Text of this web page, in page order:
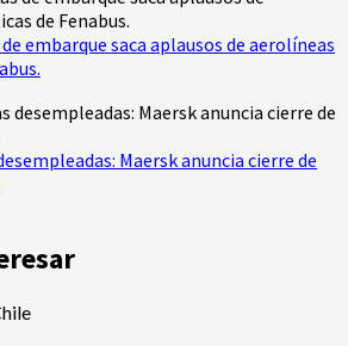
embarque saca aplausos de aerolíneas
Maersk anuncia cierre de